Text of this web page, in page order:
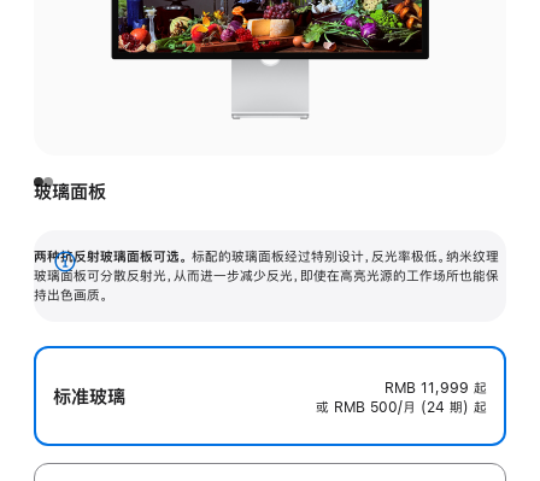
玻璃面板
两种抗反射玻璃面板可选。 标配的玻璃面板经过特别设计，反光率极低。纳米纹理
玻璃面板可分散反射光，从而进一步减少反光，即使在高亮光源的工作场所也能保
持出色画质。
展
开
标准玻璃 RMB 11,999 起
或 RMB 500/月 (24 期) 起